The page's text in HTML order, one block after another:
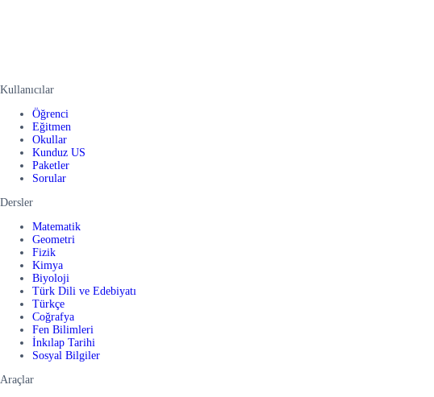
Kullanıcılar
Öğrenci
Eğitmen
Okullar
Kunduz US
Paketler
Sorular
Dersler
Matematik
Geometri
Fizik
Kimya
Biyoloji
Türk Dili ve Edebiyatı
Türkçe
Coğrafya
Fen Bilimleri
İnkılap Tarihi
Sosyal Bilgiler
Araçlar